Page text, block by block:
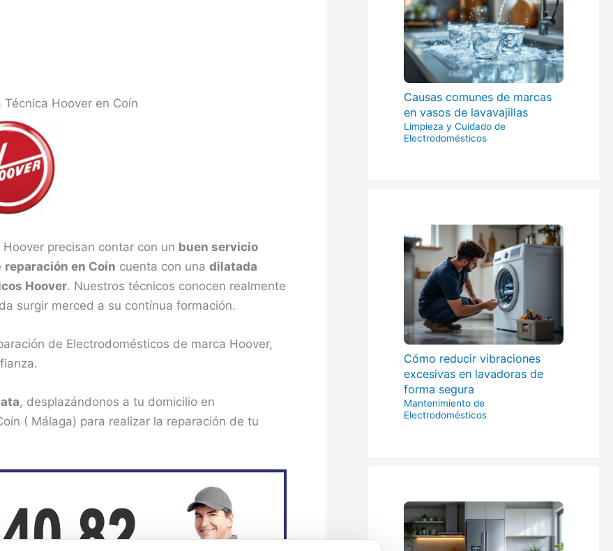
Hoover en Coín
precisan contar con un buen servicio
reparación en Coín cuenta con una dilatada
Hoover. Nuestros técnicos conocen realmente
surgir merced a su contínua formación.
de Electrodomésticos de marca Hoover,
, desplazándonos a tu domicilio en
( Málaga) para realizar la reparación de tu
Causas comunes de marcas
en vasos de lavavajillas
Limpieza y Cuidado de
Electrodomésticos
Cómo reducir vibraciones
excesivas en lavadoras de
forma segura
Mantenimiento de
Electrodomésticos